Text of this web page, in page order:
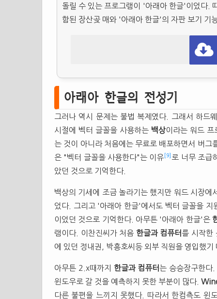
돌릴 수 있는 프로그램이 '아래아 한글'이었다.
함된 장산곶 매와 '아래아 한글'의 자판 보기 기
아래아 한글의 전성기
그러나 역시 문제는 불법 복제였다. 그래서 하드
시절에 벡터 글꼴을 사용하는 백상이라는 워드
는 것이 아니라 처음에는 무료로 배포하면서 버
은 "벡터 글꼴을 사용한다"는 이유 [9]
로 너무 조급
았던 것으로 기억한다.
백상의 기세에 조금 놀라기는 했지만 워드 시장에
었다. 그리고 '아래아 한글'에서도 벡터 글꼴을
이었던 것으로 기억한다. 아무튼 '아래아 한글'은
램이다. 이찬진씨가 처음 한글과 컴퓨터 를 시작한
에 있던 정내권, 박흥호씨등 외부 직원을 영입했기
아무튼 2.x때까지 한글과 컴퓨터 는 승승장구한다
윈도우로 갈 것을 예측하지 못한 부분이 많다.
다른 불편을 느끼지 못했다. 따라서 한컴측도 윈